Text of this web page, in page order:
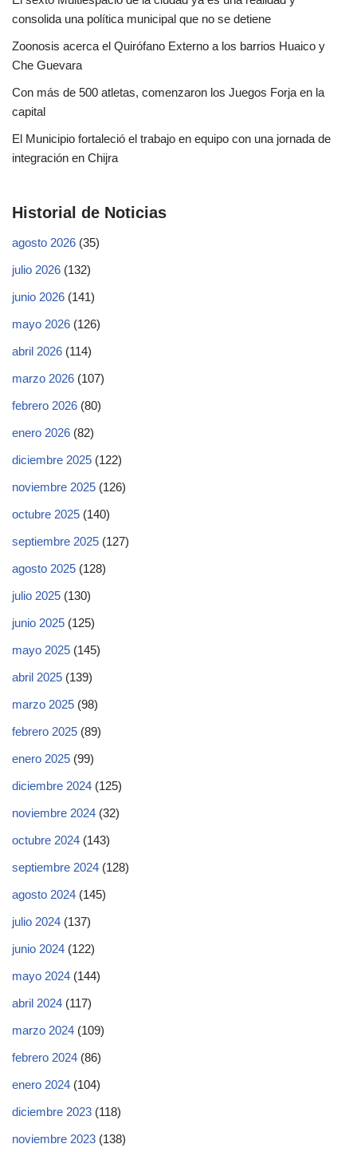
consolida una política municipal que no se detiene
Zoonosis acerca el Quirófano Externo a los barrios Huaico y
Che Guevara
Con más de 500 atletas, comenzaron los Juegos Forja en la
capital
El Municipio fortaleció el trabajo en equipo con una jornada de
integración en Chijra
Historial de Noticias
agosto 2026 (35)
julio 2026 (132)
junio 2026 (141)
mayo 2026 (126)
abril 2026 (114)
marzo 2026 (107)
febrero 2026 (80)
enero 2026 (82)
diciembre 2025 (122)
noviembre 2025 (126)
octubre 2025 (140)
septiembre 2025 (127)
agosto 2025 (128)
julio 2025 (130)
junio 2025 (125)
mayo 2025 (145)
abril 2025 (139)
marzo 2025 (98)
febrero 2025 (89)
enero 2025 (99)
diciembre 2024 (125)
noviembre 2024 (32)
octubre 2024 (143)
septiembre 2024 (128)
agosto 2024 (145)
julio 2024 (137)
junio 2024 (122)
mayo 2024 (144)
abril 2024 (117)
marzo 2024 (109)
febrero 2024 (86)
enero 2024 (104)
diciembre 2023 (118)
noviembre 2023 (138)